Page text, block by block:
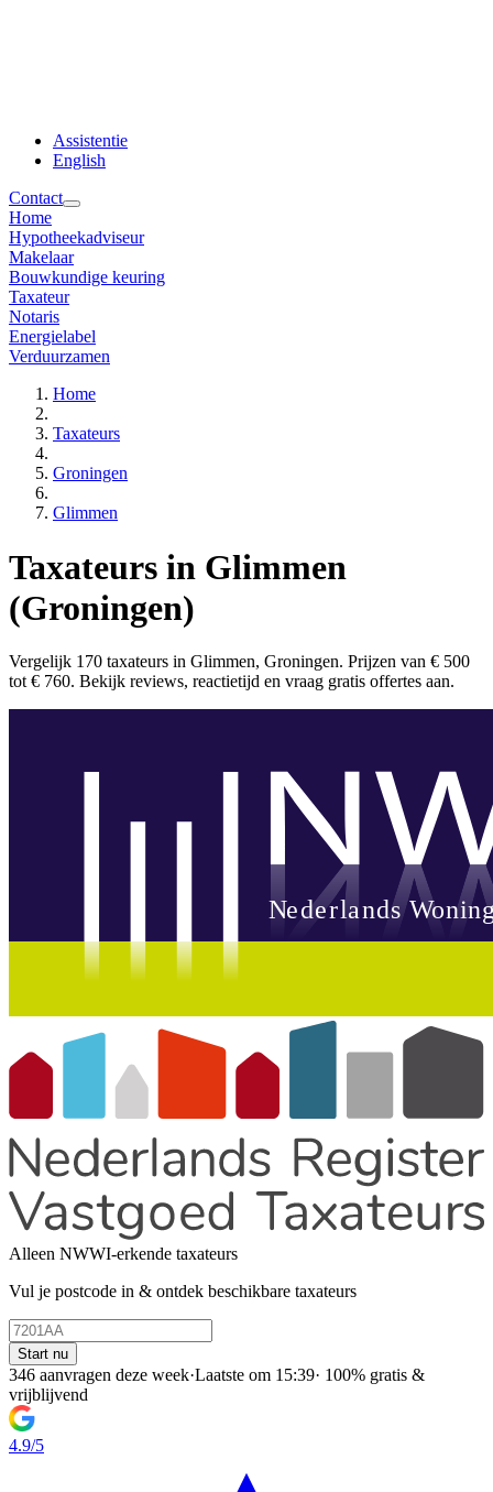
Assistentie
English
Contact
Home
Hypotheekadviseur
Makelaar
Bouwkundige keuring
Taxateur
Notaris
Energielabel
Verduurzamen
Home
Taxateurs
Groningen
Glimmen
Taxateurs in Glimmen
(Groningen)
Vergelijk 170 taxateurs in Glimmen, Groningen. Prijzen van € 500
tot € 760. Bekijk reviews, reactietijd en vraag gratis offertes aan.
Alleen NWWI-erkende taxateurs
Vul je postcode in & ontdek beschikbare taxateurs
Start nu
346 aanvragen deze week·Laatste om 15:39· 100% gratis &
vrijblijvend
4.9/5